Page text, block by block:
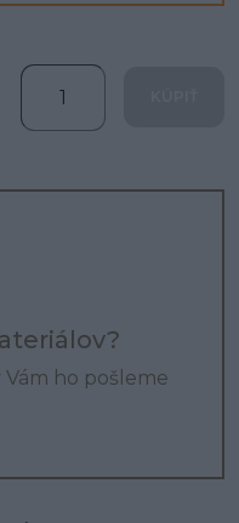
ho pošleme